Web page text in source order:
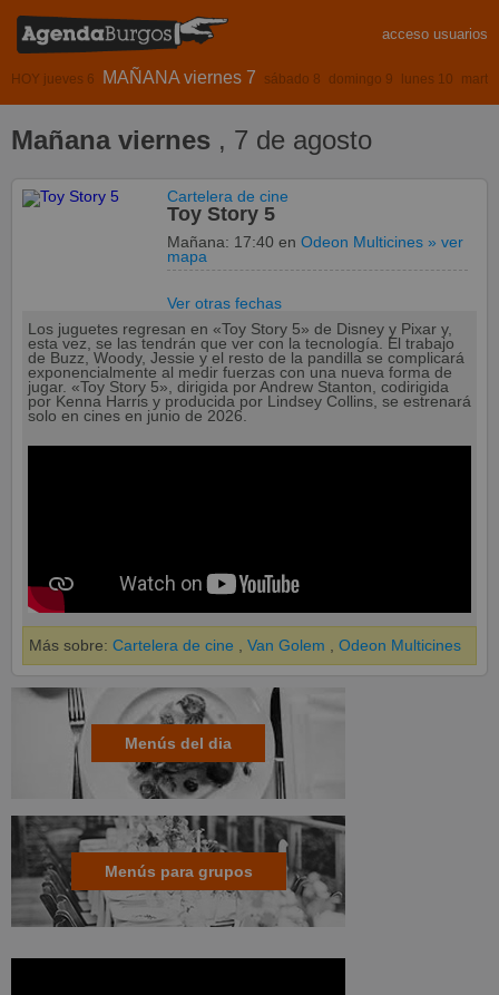
acceso usuarios
HOY jueves 6 MAÑANA viernes 7 sábado 8 domingo 9 lunes 10
Mañana viernes , 7 de agosto
Cartelera de cine
Toy Story 5
Mañana: 17:40 enOdeon Multicines » ver
mapa
Ver otras fechas
Los juguetes regresan en «Toy Story 5» de Disney y Pixar y,
esta vez, se las tendrán que ver con la tecnología. El trabajo
de Buzz, Woody, Jessie y el resto de la pandilla se complicará
exponencialmente al medir fuerzas con una nueva forma de
jugar. «Toy Story 5», dirigida por Andrew Stanton, codirigida
por Kenna Harris y producida por Lindsey Collins, se estrenará
solo en cines en junio de 2026.
Más sobre: Cartelera de cine Van Golem Odeon Multicines
Menús del dia
Menús para grupos